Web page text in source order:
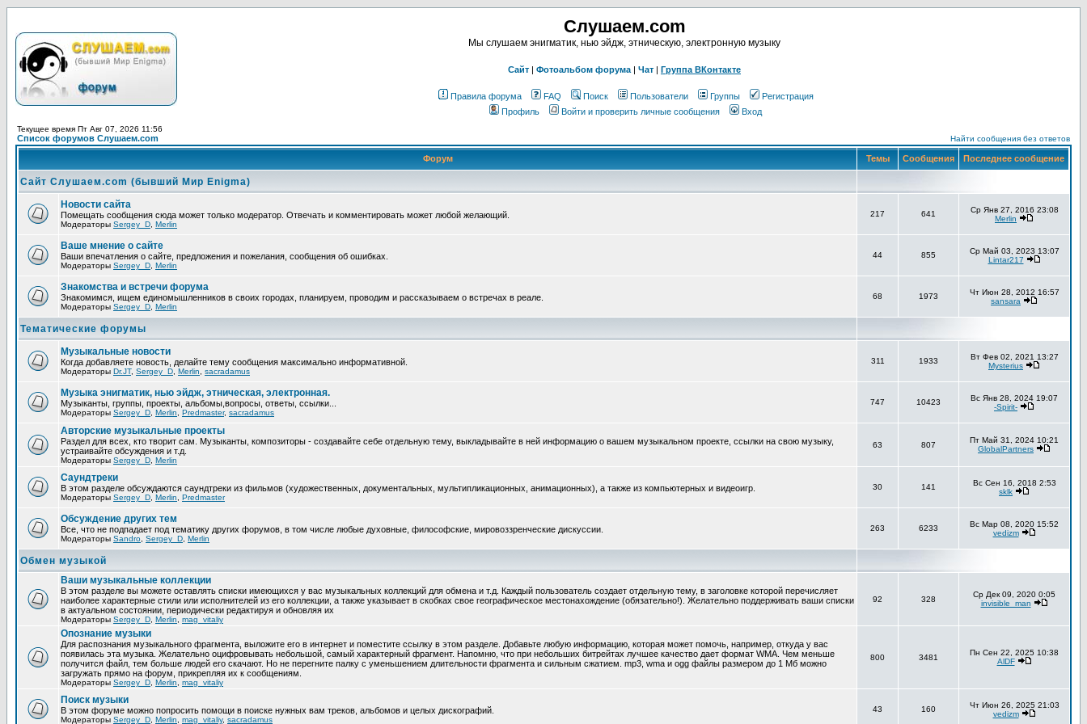
Слушаем.com
Мы слушаем энигматик, нью эйдж, этническую, электронную музыку
Сайт | Фотоальбом форума | Чат | Группа ВКонтакте
Правила форума FAQ Поиск Пользователи Группы
Регистрация
Профиль
Войти и проверить личные сообщения Вход
Текущее время Пт Авг 07, 2026 11:56
Список форумов Слушаем.com Найти сообщения без ответов
Форум Темы Сообщения Последнее сообщение
Сайт Слушаем.com (бывший Мир Enigma)
Новости сайта
Помещать сообщения сюда может только модератор. Отвечать и комментировать может любой желающий.
Модераторы Sergey_D Merlin
217 641
Ср Янв 27, 2016 23:08
Merlin
Ваше мнение о сайте
Ваши впечатления о сайте, предложения и пожелания, сообщения об ошибках.
Модераторы Sergey_D Merlin
44 855
Ср Май 03, 2023 13:07
Lintar217
Знакомства и встречи форума
Знакомимся, ищем единомышленников в своих городах, планируем, проводим и рассказываем о встречах в реале.
Модераторы Sergey_D Merlin
68 1973
Чт Июн 28, 2012 16:57
sansara
Тематические форумы
Музыкальные новости
Когда добавляете новость, делайте тему сообщения максимально информативной.
Модераторы Dr.JT, Sergey_D Merlin sacradamus
311 1933
Вт Фев 02, 2021 13:27
Mysterius
Музыка энигматик, нью эйдж, этническая, электронная.
Музыканты, группы, проекты, альбомы,вопросы, ответы, ссылки...
Модераторы Sergey_D Merlin Predmaster, sacradamus
747 10423
Вс Янв 28, 2024 19:07
-Spirit-
Авторские музыкальные проекты
Раздел для всех, кто творит сам. Музыканты, композиторы - создавайте себе отдельную тему, выкладывайте в ней информацию о вашем музыкальном проекте, ссылки на свою музыку,
устраивайте обсуждения и т.д.
Модераторы Sergey_D Merlin
63 807
Пт Май 31, 2024 10:21
GlobalPartners
Саундтреки
В этом разделе обсуждаются саундтреки из фильмов (художественных, документальных, мультипликационных, анимационных), а также из компьютерных и видеоигр.
Модераторы Sergey_D Merlin Predmaster
30 141
Вс Сен 16, 2018 2:53
sklk
Обcуждение других тем
Все, что не подпадает под тематику других форумов, в том числе любые духовные, философские, мировоззренческие дискуссии.
Модераторы Sandro Sergey_D Merlin
263 6233
Вс Мар 08, 2020 15:52
vedizm
Обмен музыкой
Ваши музыкальные коллекции
В этом разделе вы можете оставлять списки имеющихся у вас музыкальных коллекций для обмена и т.д. Каждый пользователь создает отдельную тему, в заголовке которой перечисляет
наиболее характерные стили или исполнителей из его коллекции, а также указывает в скобках свое географическое местонахождение (обязательно!). Желательно поддерживать ваши списки
в актуальном состоянии, периодически редактируя и обновляя их
Модераторы Sergey_D Merlin mag_vitaliy
92 328
Ср Дек 09, 2020 0:05
invisible_man
Опознание музыки
Для распознания музыкального фрагмента, выложите его в интернет и поместите ссылку в этом разделе. Добавьте любую информацию, которая может помочь, например, откуда у вас
появилась эта музыка. Желательно оцифровывать небольшой, самый характерный фрагмент. Напомню, что при небольших битрейтах лучшее качество дает формат WMA. Чем меньше
получится файл, тем больше людей его скачают. Но не перегните палку с уменьшением длительности фрагмента и сильным сжатием. mp3, wma и ogg файлы размером до 1 Мб можно
загружать прямо на форум, прикрепляя их к сообщениям.
Модераторы Sergey_D Merlin mag_vitaliy
800 3481
Пн Сен 22, 2025 10:38
AlDF
Поиск музыки
В этом форуме можно попросить помощи в поиске нужных вам треков, альбомов и целых дискографий.
Модераторы Sergey_D Merlin mag_vitaliy, sacradamus
43 160
Чт Июн 26, 2025 21:03
vedizm